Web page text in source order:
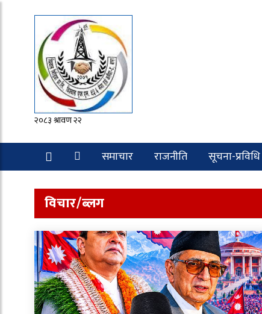
२०८३ श्रावण २२
समाचार राजनीति सूचना-प्रविधि
रोचक
विचार/ब्लग